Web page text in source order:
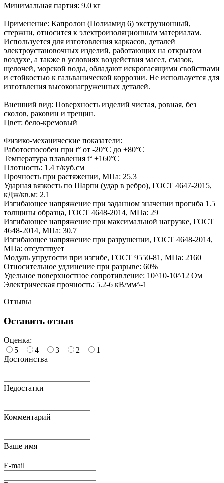
Минимальная партия: 9.0 кг
Применение: Капролон (Полиамид 6) экструзионный,
стержни, относится к электроизоляционным материалам.
Используется для изготовления каркасов, деталей
электроустановочных изделий, работающих на открытом
воздухе, а также в условиях воздействия масел, смазок,
щелочей, морской воды, обладают искрогасящими свойствами
и стойкостью к гальванической коррозии. Не используется для
изготвления высоконагруженных деталей.
Внешний вид: Поверхность изделий чистая, ровная, без
сколов, раковин и трещин.
Цвет: бело-кремовый
Физико-механические показатели:
Работоспособен при t° от -20°C до +80°C
Температура плавления t° +160°C
Плотность: 1.4 г/куб.см
Прочность при растяжении, МПа: 25.3
Ударная вязкость по Шарпи (удар в ребро), ГОСТ 4647-2015,
кДж/кв.м: 2.1
Изгибающее напряжение при заданном значении прогиба 1.5
толщины образца, ГОСТ 4648-2014, МПа: 29
Изгибающее напряжение при максимальной нагрузке, ГОСТ
4648-2014, МПа: 30.7
Изгибающее напряжение при разрушении, ГОСТ 4648-2014,
МПа: отсутствует
Модуль упругости при изгибе, ГОСТ 9550-81, МПа: 2160
Относительное удлинение при разрыве: 60%
Удельное поверхностное сопротивление: 10^10-10^12 Ом
Электрическая прочность: 5.2-6 кВ/мм^-1
Отзывы
Оставить отзыв
Оценка:
5
4 3 2
1
Достоинства
Недостатки
Комментарий
Ваше имя
E-mail